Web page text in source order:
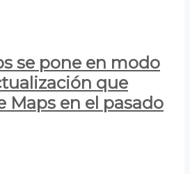
se pone en modo
que
Maps en el pasado